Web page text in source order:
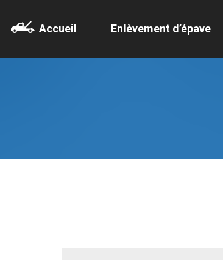
Accueil Enlèvement d’épave